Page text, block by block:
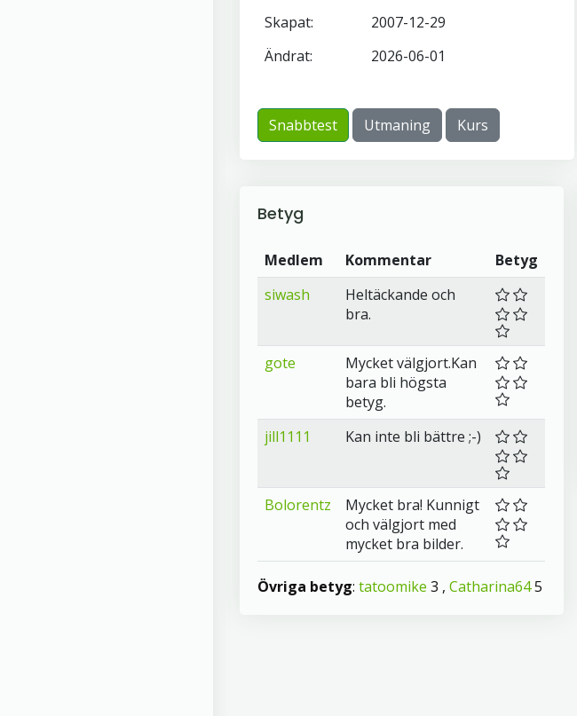
Skapat:
2007-12-29
Ändrat:
2026-06-01
Snabbtest Utmaning Kurs
Betyg
Medlem Kommentar
Betyg
siwash
Heltäckande och
bra.
gote
Mycket välgjort.Kan
bara bli högsta
betyg.
jill1111
Kan inte bli bättre ;-)
Bolorentz
Mycket bra! Kunnigt
och välgjort med
mycket bra bilder.
Övriga betyg: tatoomike 3 , Catharina645